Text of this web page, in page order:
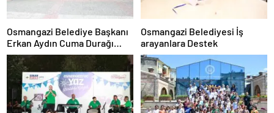
Osmangazi Belediye Başkanı
Erkan Aydın Cuma Durağı
Küplüpınar Mahallesi Oldu
Osmangazi Belediyesi İş
arayanlara Destek